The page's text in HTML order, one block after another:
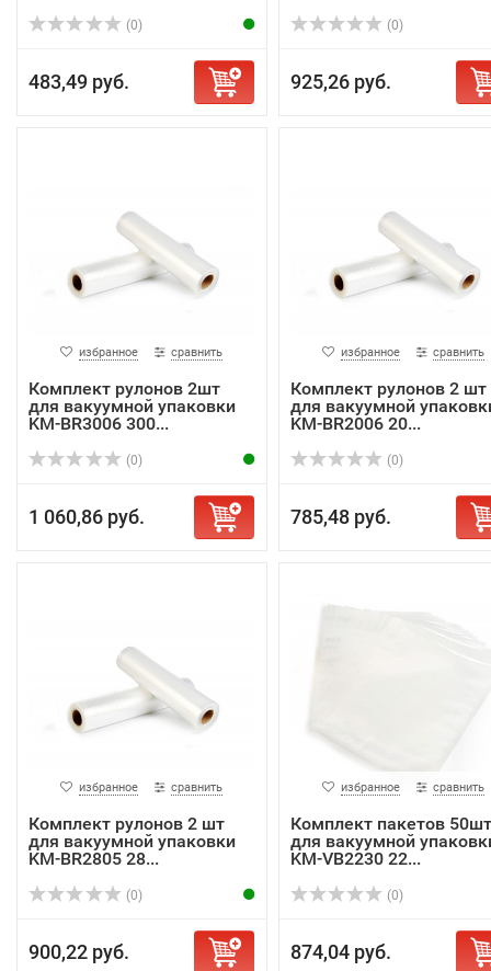
(0)
483,49 руб.
(0)
925,26 руб.
избранное сравнить
Комплект рулонов 2шт
для вакуумной упаковки
KM-BR3006 300...
(0)
1 060,86 руб.
избранное сравнить
Комплект рулонов 2 шт
для вакуумной
KM-BR2006 20...
(0)
785,48 руб.
избранное сравнить
Комплект рулонов 2 шт
для вакуумной упаковки
KM-BR2805 28...
(0)
900,22 руб.
избранное сравнить
Комплект пакетов 50шт
для вакуумной
KM-VB2230 22...
(0)
874,04 руб.